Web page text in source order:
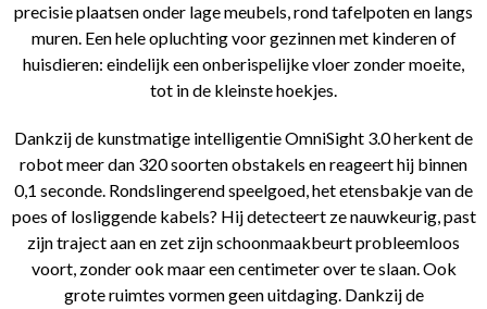
precisie plaatsen onder lage meubels, rond tafelpoten en langs
muren. Een hele opluchting voor gezinnen met kinderen of
huisdieren: eindelijk een onberispelijke vloer zonder moeite,
tot in de kleinste hoekjes.
Dankzij de kunstmatige intelligentie OmniSight 3.0 herkent de
robot meer dan 320 soorten obstakels en reageert hij binnen
0,1 seconde. Rondslingerend speelgoed, het etensbakje van de
poes of losliggende kabels? Hij detecteert ze nauwkeurig, past
zijn traject aan en zet zijn schoonmaakbeurt probleemloos
voort, zonder ook maar een centimeter over te slaan. Ook
grote ruimtes vormen geen uitdaging. Dankzij de